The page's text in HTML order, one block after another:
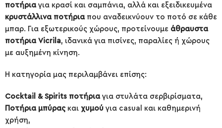
ποτήριαγια κρασί και σαμπάνια, αλλά και εξειδικευμένα
κρυστάλλινα ποτήριαπου αναδεικνύουν το ποτό σε κάθε
μπαρ. Για εξωτερικούς χώρους, προτείνουμε άθραυστα
ποτήρια Vicrila, ιδανικά για πισίνες, παραλίες ή χώρους
με αυξημένη κίνηση.
Η κατηγορία μας περιλαμβάνει επίσης:
Cocktail & Spirits ποτήριαγια στυλάτα σερβιρίσματα,
Ποτήρια μπύραςκαι χυμού για casual και καθημερινή
χρήση,